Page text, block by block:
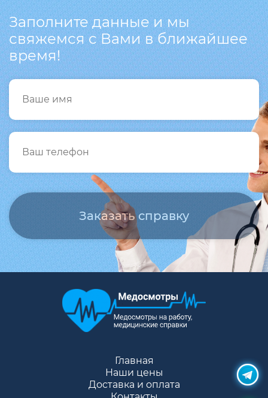
Заполните данные и мы
свяжемся с Вами в ближайшее
время!
Главная
Наши цены
Доставка и оплата